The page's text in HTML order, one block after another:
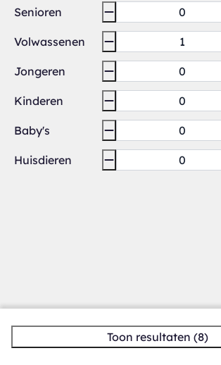
Senioren
Volwassenen
Jongeren
Kinderen
Baby's
Huisdieren
Toon resultaten (8)